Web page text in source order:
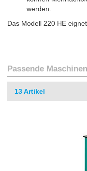
werden.
Das Modell 220 HE
Passende Maschinen
13Artikel